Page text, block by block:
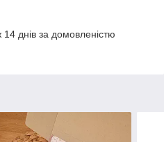
днів за домовленістю